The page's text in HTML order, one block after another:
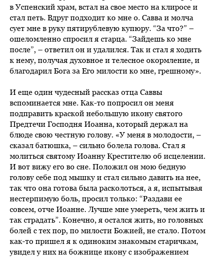
в Успенский храм, встал на свое место на клиросе и
стал петь. Вдруг подходит ко мне о. Савва и молча
сует мне в руку пятирублевую купюру. “За что?” –
ошеломленно спросил я старца. “Зайдешь ко мне
после”, – ответил он и удалился. Так и стал я ходить
к нему, получая духовное и телесное окормление, и
благодарил Бога за Его милости ко мне, грешному».
И еще один чудесный рассказ отца Саввы
вспоминается мне. Как-то попросил он меня
подправить краской небольшую икону святого
Предтечи Господня Иоанна, который держал на
блюде свою честную голову. «У меня в молодости, –
сказал батюшка, – сильно болела голова. Стал я
молиться святому Иоанну Крестителю об исцелении.
И вот вижу его во сне. Положил он мою бедную
голову себе под мышку и стал сильно давить на нее,
так что она готова была расколоться, а я, испытывая
нестерпимую боль, просил только: “Раздави ее
совсем, отче Иоанне. Лучше мне умереть, чем жить и
так страдать”. Конечно, я остался жить, но головных
болей с тех пор, по милости Божией, не стало. Потом
как-то пришел я к одиноким знакомым старичкам,
увидел у них на божнице икону с изображением